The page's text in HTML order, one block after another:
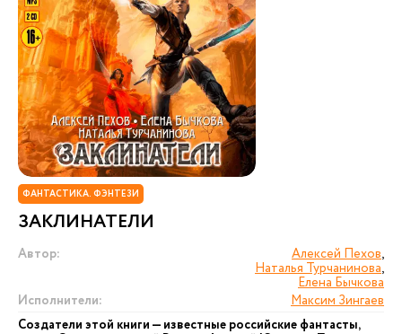
ФАНТАСТИКА. ФЭНТЕЗИ
ЗАКЛИНАТЕЛИ
Автор: Алексей Пехов,
Наталья Турчанинова,
Елена Бычкова
Исполнители:
Максим Зингаев
Создатели этой книги — известные российские фантасты,